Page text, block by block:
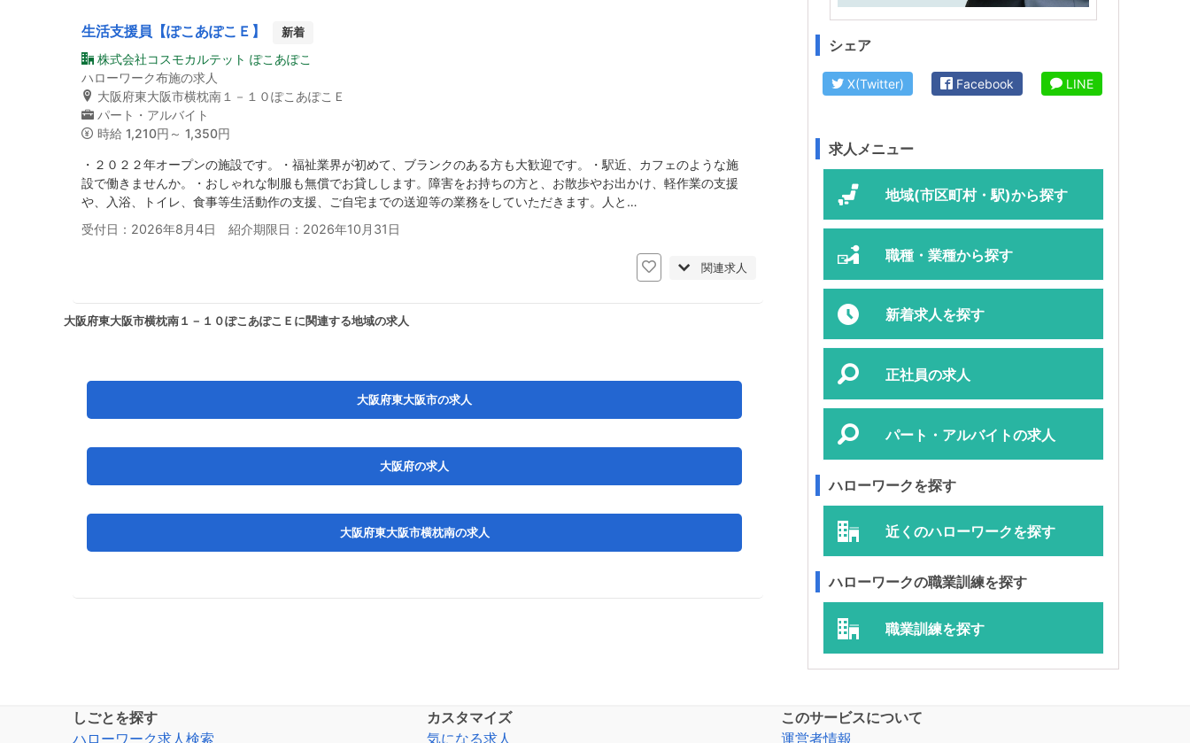
生活支援員【ぽこあぽこＥ】 新着
株式会社コスモカルテット ぽこあぽこ
ハローワーク布施の求人
大阪府東大阪市横枕南１－１０ぽこあぽこＥ
パート・アルバイト
時給 1,210円～ 1,350円
・２０２２年オープンの施設です。・福祉業界が初めて、ブランクのある方も大歓迎です。・駅近、カフェのような施
設で働きませんか。・おしゃれな制服も無償でお貸しします。障害をお持ちの方と、お散歩やお出かけ、軽作業の支援
や、入浴、トイレ、食事等生活動作の支援、ご自宅までの送迎等の業務をしていただきます。人と…
受付日：2026年8月4日 紹介期限日：2026年10月31日
関連求人
大阪府東大阪市横枕南１－１０ぽこあぽこＥに関連する地域の求人
大阪府東大阪市の求人
大阪府の求人
大阪府東大阪市横枕南の求人
シェア
X(Twitter) Facebook LINE
求人メニュー
地域(市区町村・駅)から探す
職種・業種から探す
新着求人を探す
正社員の求人
パート・アルバイトの求人
ハローワークを探す
近くのハローワークを探す
ハローワークの職業訓練を探す
職業訓練を探す
しごとを探す
ハローワーク求人検索
カスタマイズ
気になる求人
このサービスについて
運営者情報